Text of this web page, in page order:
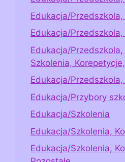
Edukacja/Przedszkola,
Edukacja/Przedszkola,
Edukacja/Przedszkola,
Szkolenia,
Edukacja/Przedszkola,
Edukacja/Przybory
Edukacja/Szkolenia
Edukacja/Szkolenia,
Edukacja/Szkolenia,